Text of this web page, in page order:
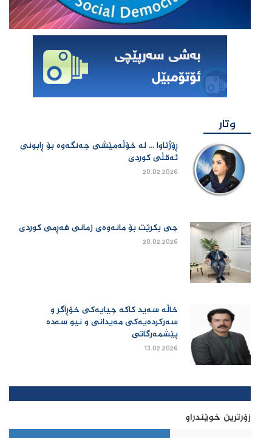
وتار
ڕۆژئاوا ... لە خۆڵەمێشی جەنگەوە بۆ ڕابونی
ئەقڵی کوردی
20.02.2026
چی بكرێت بۆ مانەوەی زمانی فەڕمی كوردی
20.02.2026
خاڵە سەید کاکە چیایەکی خۆڕاگر و
سەرکردەیەکی مەیدانی و نیو سەدە
پێشمەرگاتی
13.02.2026
زۆرترین خوێندراو